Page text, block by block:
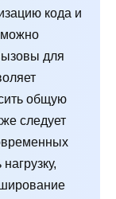
кода и
для
общую
следует